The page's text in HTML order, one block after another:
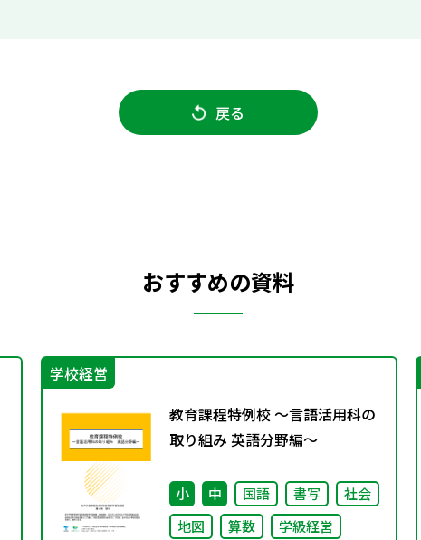
戻る
おすすめの資料
学校経営
教育課程特例校 ～言語活用科の
取り組み 英語分野編～
小 中 国語 書写
社会
地図
算数 学級経営